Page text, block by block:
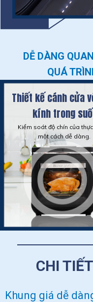
DỄ DÀNG
QUÁ
Thiết kế cánh cửa
kính trong
Kiểm soát độ chín của
một cách dễ dàng.
CHI
Khung giá dễ